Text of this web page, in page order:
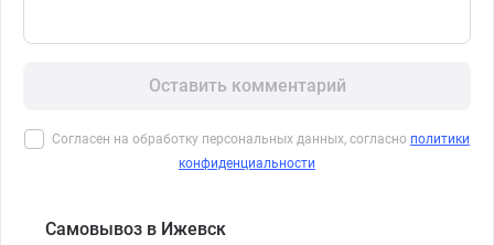
Оставить комментарий
Согласен на обработку персональных данных, согласно политики
конфиденциальности
Самовывоз в Ижевск